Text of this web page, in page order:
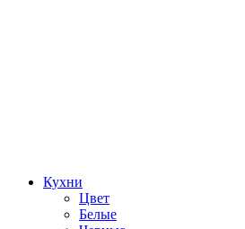
Кухни
Цвет
Белые